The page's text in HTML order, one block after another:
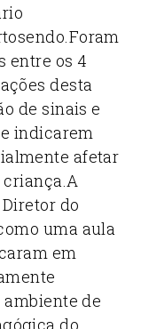
Foram
entre os 4
desta
de sinais e
indicarem
afetar
A
do
uma aula
em
de
do